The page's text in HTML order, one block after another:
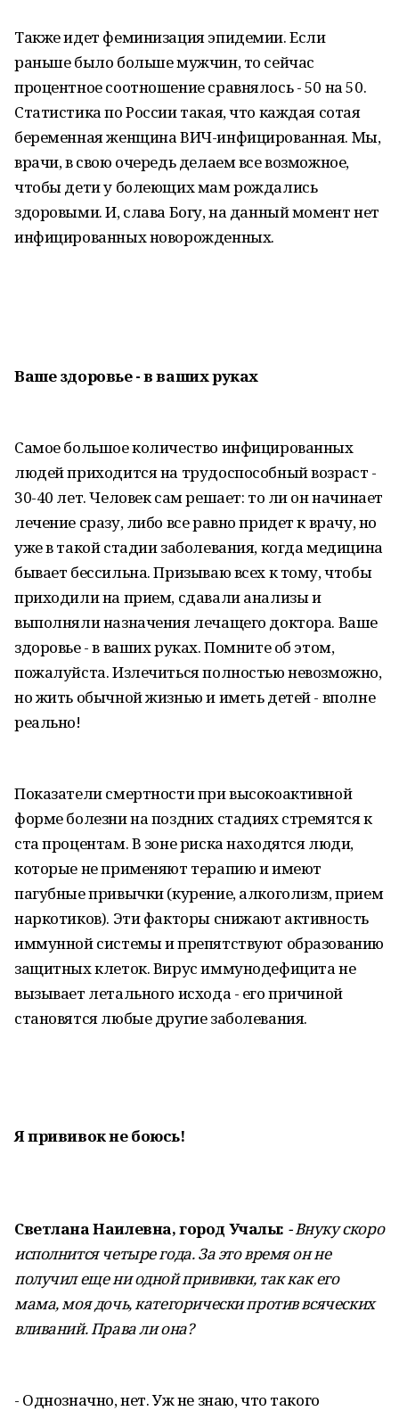
Также идет феминизация эпидемии. Если
раньше было больше мужчин, то сейчас
процентное соотношение сравнялось - 50 на 50.
Статистика по России такая, что каждая сотая
беременная женщина ВИЧ-инфицированная. Мы,
врачи, в свою очередь делаем все возможное,
чтобы дети у болеющих мам рождались
здоровыми. И, слава Богу, на данный момент нет
инфицированных новорожденных.
Ваше здоровье -в ваших руках
Самое большое количество инфицированных
людей приходится на трудоспособный возраст -
30-40 лет. Человек сам решает: то ли он начинает
лечение сразу, либо все равно придет к врачу, но
уже в такой стадии заболевания, когда медицина
бывает бессильна. Призываю всех к тому, чтобы
приходили на прием, сдавали анализы и
выполняли назначения лечащего доктора. Ваше
здоровье - в ваших руках. Помните об этом,
пожалуйста. Излечиться полностью невозможно,
но жить обычной жизнью и иметь детей - вполне
реально!
Показатели смертности при высокоактивной
форме болезни на поздних стадиях стремятся к
ста процентам. В зоне риска находятся люди,
которые не применяют терапию и имеют
пагубные привычки (курение, алкоголизм, прием
наркотиков). Эти факторы снижают активность
иммунной системы и препятствуют образованию
защитных клеток. Вирус иммунодефицита не
вызывает летального исхода - его причиной
становятся любые другие заболевания.
Я прививокне боюсь!
Светлана Наилевна, город Учалы: - Внуку скоро
исполнится четыре года. За это время он не
получил еще ни одной прививки, так как его
мама, моя дочь, категорически против всяческих
вливаний. Права ли она?
- Однозначно, нет. Уж не знаю, что такого